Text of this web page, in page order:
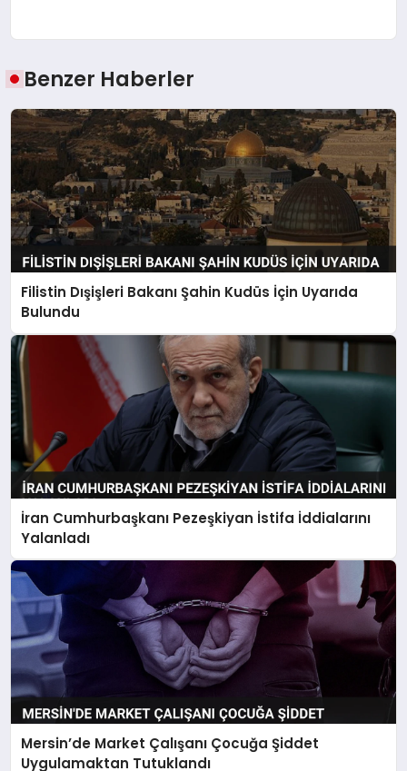
Benzer Haberler
Filistin Dışişleri Bakanı Şahin Kudüs İçin Uyarıda
Bulundu
İran Cumhurbaşkanı Pezeşkiyan İstifa İddialarını
Yalanladı
Mersin’de Market Çalışanı Çocuğa Şiddet
Uygulamaktan Tutuklandı